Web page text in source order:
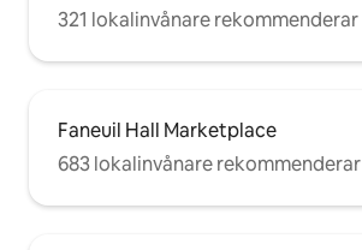
321 lokalinvånare rekommenderar
Faneuil Hall Marketplace
683 lokalinvånare rekommenderar